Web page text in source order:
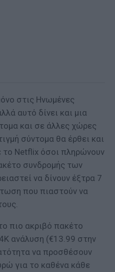
στις Ηνωμένες
αυτό δίνει και μια
και σε άλλες χώρες
σύντομα θα έρθει και
Netflix όσοι πληρώνουν
συνδρομής των
να δίνουν έξτρα 7
που πιαστούν να
πιο ακριβό πακέτο
ανάλυση (€13.99 στην
να προσθέσουν
για το καθένα κάθε